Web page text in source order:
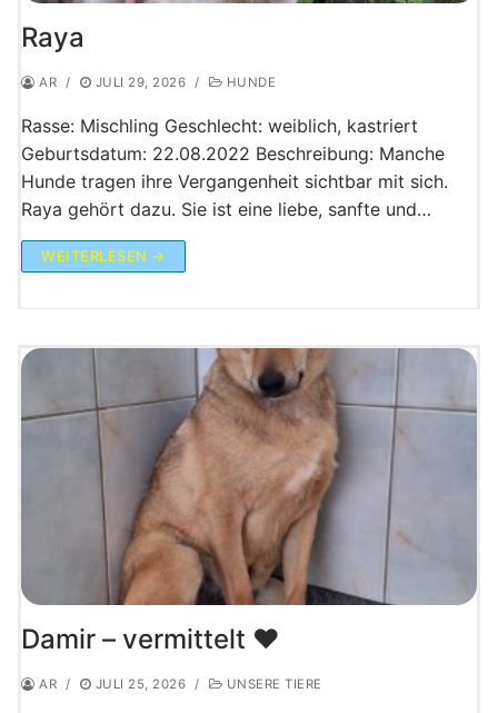
Raya
AR / JULI 29, 2026 / HUNDE
Rasse: Mischling Geschlecht: weiblich, kastriert
Geburtsdatum: 22.08.2022 Beschreibung: Manche
Hunde tragen ihre Vergangenheit sichtbar mit sich.
Raya gehört dazu. Sie ist eine liebe, sanfte und…
WEITERLESEN →
Damir – vermittelt ♥️
AR / JULI 25, 2026 / UNSERE TIERE